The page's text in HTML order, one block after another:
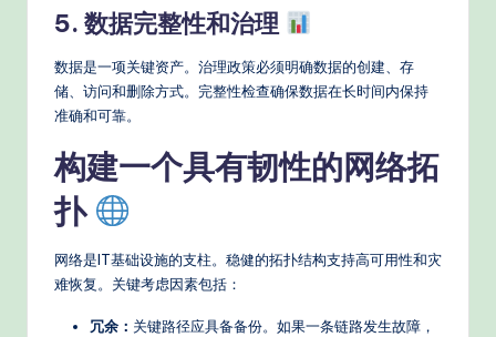
5. 数据完整性和治理
数据是一项关键资产。治理政策必须明确数据的创建、存
储、访问和删除方式。完整性检查确保数据在长时间内保持
准确和可靠。
构建一个具有韧性的网络拓
扑
网络是IT基础设施的支柱。稳健的拓扑结构支持高可用性和灾
难恢复。关键考虑因素包括：
冗余： 关键路径应具备备份。如果一条链路发生故障，